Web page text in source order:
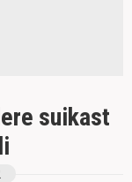
suikast